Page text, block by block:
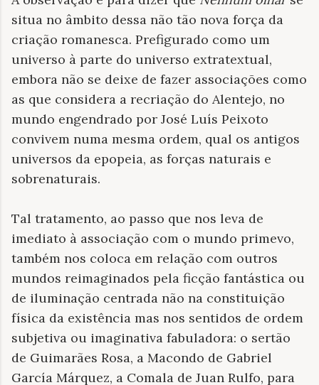
situa no âmbito dessa não tão nova força da
criação romanesca. Prefigurado como um
universo à parte do universo extratextual,
embora não se deixe de fazer associações como
as que considera a recriação do Alentejo, no
mundo engendrado por José Luís Peixoto
convivem numa mesma ordem, qual os antigos
universos da epopeia, as forças naturais e
sobrenaturais.
Tal tratamento, ao passo que nos leva de
imediato à associação com o mundo primevo,
também nos coloca em relação com outros
mundos reimaginados pela ficção fantástica ou
de iluminação centrada não na constituição
física da existência mas nos sentidos de ordem
subjetiva ou imaginativa fabuladora: o sertão
de Guimarães Rosa, a Macondo de Gabriel
García Márquez, a Comala de Juan Rulfo, para